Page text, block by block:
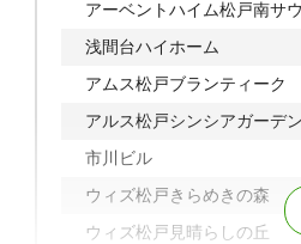
アーベントハイム松戸南サ
浅間台ハイホーム
アムス松戸ブランティーク
アルス松戸シンシアガーデン
市川ビル
ウィズ松戸きらめきの森
ウィズ松戸見晴らしの丘